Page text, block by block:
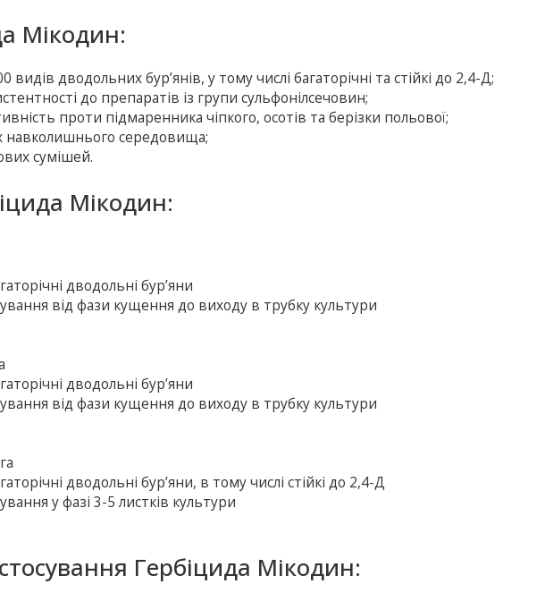
Мікодин:
видів дводольних бур’янів, у тому числі багаторічні та стійкі до 2,4-Д;
до препаратів із групи сульфонілсечовин;
проти підмаренника чіпкого, осотів та берізки польової;
навколишнього середовища;
сумішей.
Мікодин:
дводольні бур’яни
від фази кущення до виходу в трубку культури
дводольні бур’яни
від фази кущення до виходу в трубку культури
дводольні бур’яни, в тому числі стійкі до 2,4-Д
у фазі 3-5 листків культури
Гербіцида Мікодин: